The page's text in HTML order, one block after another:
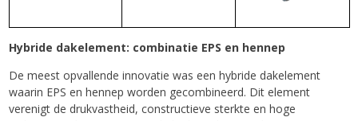
Hybride dakelement: combinatie EPS en hennep
De meest opvallende innovatie was een hybride dakelement
waarin EPS en hennep worden gecombineerd. Dit element
verenigt de drukvastheid, constructieve sterkte en hoge